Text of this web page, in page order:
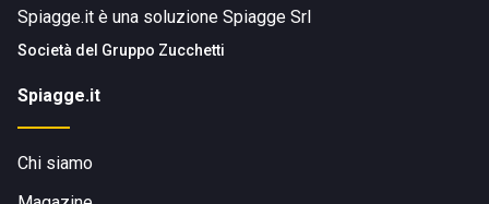
Spiagge.it è una soluzione Spiagge Srl
Società del Gruppo Zucchetti
Spiagge.it
Chi siamo